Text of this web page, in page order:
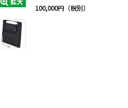
100,000円（税別）